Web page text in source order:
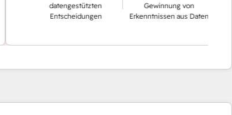
datengestützten
Entscheidungen
Gewinnung von
Erkenntnissen aus Daten